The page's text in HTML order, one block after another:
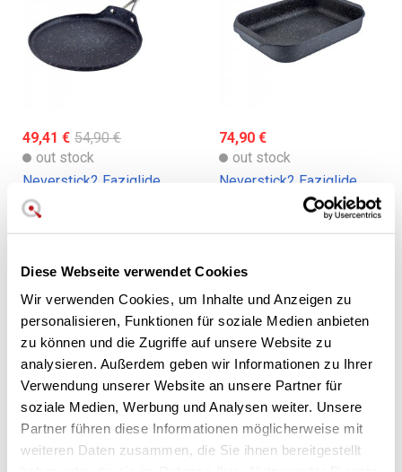
Diese Webseite verwendet Cookies
Wir verwenden Cookies, um Inhalte und Anzeigen zu
personalisieren, Funktionen für soziale Medien anbieten
zu können und die Zugriffe auf unsere Website zu
analysieren. Außerdem geben wir Informationen zu Ihrer
Verwendung unserer Website an unsere Partner für
soziale Medien, Werbung und Analysen weiter. Unsere
Partner führen diese Informationen möglicherweise mit
weiteren Daten zusammen, die Sie ihnen bereitgestellt
49,41 € 54,90 €
out stock
Neverstick2 Eaziglide
Antihaft-Kreppmaschine
74,90 €
out stock
Neverstick2 Eaziglide
Antihaft-Rotisserie
79,90 €
out stock
54,90 €
in stock